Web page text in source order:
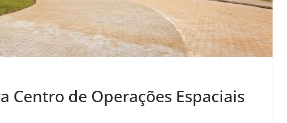
Centro de Operações Espaciais